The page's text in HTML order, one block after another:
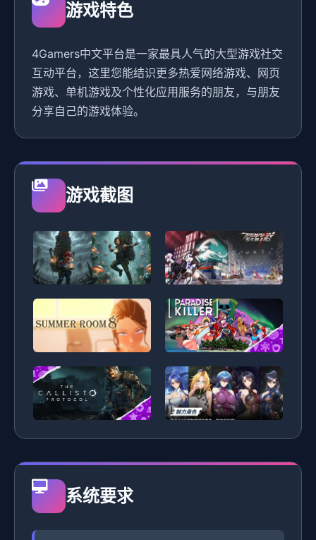
游戏特色
4Gamers中文平台是一家最具人气的大型游戏社交
互动平台，这里您能结识更多热爱网络游戏、网页
游戏、单机游戏及个性化应用服务的朋友，与朋友
分享自己的游戏体验。
游戏截图
系统要求